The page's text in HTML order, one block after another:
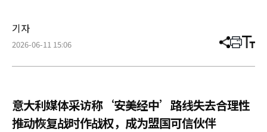
기자
2026-06-11 15:06 分
章
打 调
小
意大利媒体采访称‘安美经中’路线失去合理性
推动恢复战时作战权，成为盟国可信伙伴